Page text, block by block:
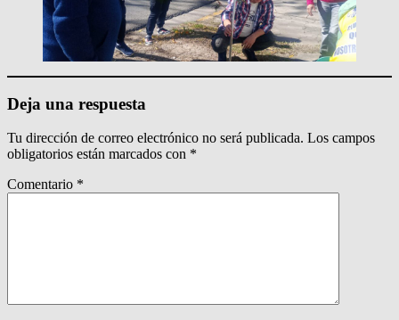
Deja una respuesta
Tu dirección de correo electrónico no será publicada. Los campos
obligatorios están marcados con *
Comentario *